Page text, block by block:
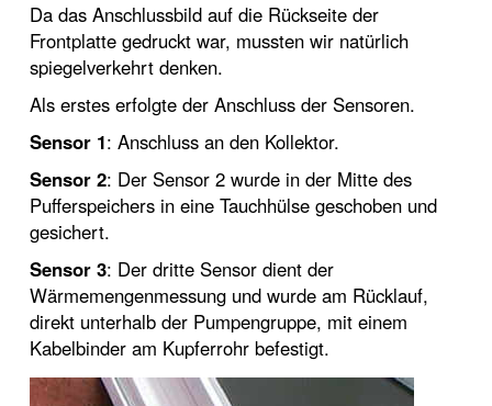
Da das Anschlussbild auf die Rückseite der
Frontplatte gedruckt war, mussten wir natürlich
spiegelverkehrt denken.
Als erstes erfolgte der Anschluss der Sensoren.
Sensor 1: Anschluss an den Kollektor.
Sensor 2: Der Sensor 2 wurde in der Mitte des
Pufferspeichers in eine Tauchhülse geschoben und
gesichert.
Sensor 3: Der dritte Sensor dient der
Wärmemengenmessung und wurde am Rücklauf,
direkt unterhalb der Pumpengruppe, mit einem
Kabelbinder am Kupferrohr befestigt.